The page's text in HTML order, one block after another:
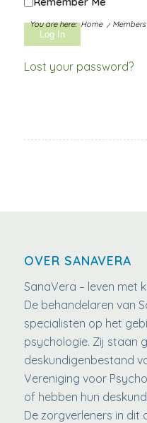
You are here: Home /
Lost your password?
OVER SANAVERA
SanaVera – leven met
De behandelaren van
specialisten op het
psychologie. Zij staan
deskundigenbestand
Vereniging voor
of hebben hun
De zorgverleners in dit